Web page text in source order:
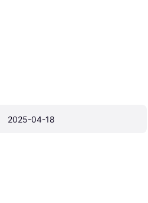
2025-04-18